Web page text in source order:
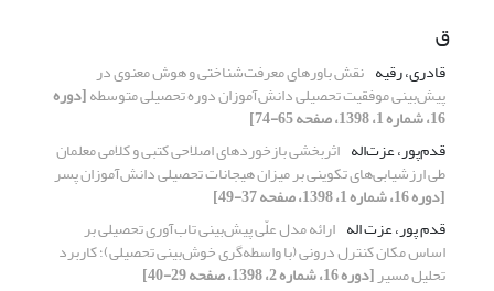
ق
قادری، رقیه نقش باورهای معرفت‌شناختی و هوش معنوی در
پیش‌بینی موفقیت تحصیلی دانش‌آموزان دوره تحصیلی متوسطه[دوره
16، شماره 1، 1398، صفحه 65-74]
قدم‌پور، عزت‌اله اثربخشی بازخوردهای اصلاحی کتبی و کلامی معلمان
طی ارزشیابی‌های تکوینی بر میزان هیجانات تحصیلی دانش‌آموزان پسر
[دوره 16، شماره 1، 1398، صفحه 37-49]
قدم پور، عزت اله
ارائه مدل علّی پیش‎‌بینی تاب‌آوری تحصیلی بر
اساس مکان کنترل درونی (با واسطه‌گری خوش‌بینی تحصیلی)؛ کاربرد
تحلیل مسیر[دوره 16، شماره 2، 1398، صفحه 29-40]